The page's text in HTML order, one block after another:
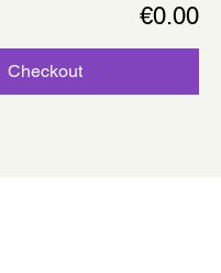
€0.00
Checkout